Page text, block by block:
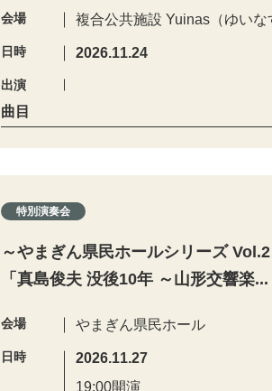
会場 複合公共施設 Yuinas（ゆいな
日時 2026.11.24
出演
曲目
特別演奏会
～やまぎん県民ホールシリーズ
「真島俊夫 没後10年 ～山形交響楽...
会場 やまぎん県民ホール
日時
2026.11.27
19:00開演